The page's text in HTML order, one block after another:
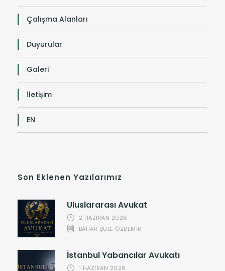
Çalışma Alanları
Duyurular
Galeri
İletişim
EN
Son Eklenen Yazılarımız
Uluslararası Avukat
2 HAZIRAN 2026
BAHAR ŞULE ÖZDEMİR
İstanbul Yabancılar Avukatı
1 HAZIRAN 2026